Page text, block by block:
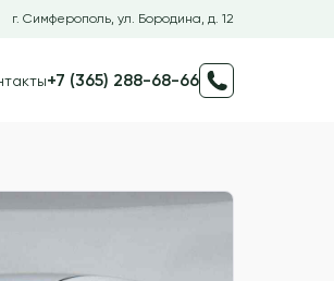
г. Симферополь, ул. Бородина, д. 12
+7 (365) 288-68-66